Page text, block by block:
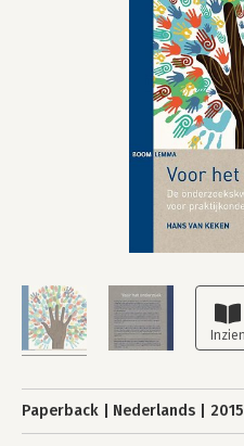
Paperback Nederlands 2015